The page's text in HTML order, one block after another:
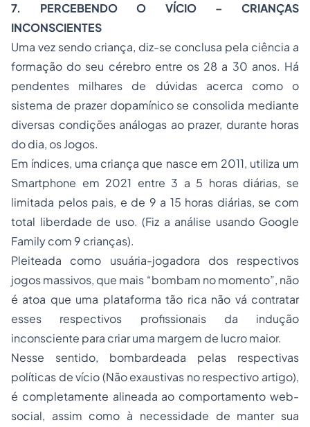
7. PERCEBENDO O VÍCIO – CRIANÇAS
INCONSCIENTES
Uma vez sendo criança, diz-se conclusa pela ciência a
formação do seu cérebro entre os 28 a 30 anos. Há
pendentes milhares de dúvidas acerca como o
sistema de prazer dopamínico se consolida mediante
diversas condições análogas ao prazer, durante horas
do dia, os Jogos.
Em índices, uma criança que nasce em 2011, utiliza um
Smartphone em 2021 entre 3 a 5 horas diárias, se
limitada pelos pais, e de 9 a 15 horas diárias, se com
total liberdade de uso. (Fiz a análise usando Google
Family com 9 crianças).
Pleiteada como usuária-jogadora dos respectivos
jogos massivos, que mais “bombam no momento”, não
é atoa que uma plataforma tão rica não vá contratar
esses respectivos profissionais da indução
inconsciente para criar uma margem de lucro maior.
Nesse sentido, bombardeada pelas respectivas
políticas de vício (Não exaustivas no respectivo artigo),
é completamente alineada ao comportamento web-
social, assim como à necessidade de manter sua